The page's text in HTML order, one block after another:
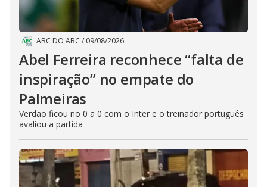
ABC DO ABC / 09/08/2026
Abel Ferreira reconhece “falta de
inspiração” no empate do
Palmeiras
Verdão ficou no 0 a 0 com o Inter e o treinador português
avaliou a partida